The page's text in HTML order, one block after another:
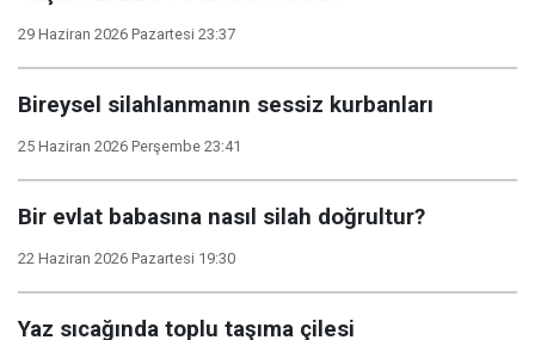
29 Haziran 2026 Pazartesi 23:37
Bireysel silahlanmanın sessiz kurbanları
25 Haziran 2026 Perşembe 23:41
Bir evlat babasına nasıl silah doğrultur?
22 Haziran 2026 Pazartesi 19:30
Yaz sıcağında toplu taşıma çilesi